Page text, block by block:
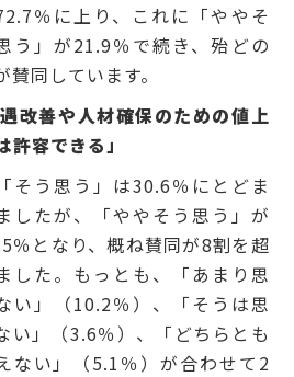
％に上り、これに「ややそ
う」が21.9％で続き、殆どの
賛同しています。
改善や人材確保のための値上
容できる」
そう思う」は30.6％にとどま
したが、「ややそう思う」が
％となり、概ね賛同が8割を超
した。もっとも、「あまり思
い」（10.2％）、「そうは思
い」（3.6％）、「どちらとも
ない」（5.1％）が合わせて2